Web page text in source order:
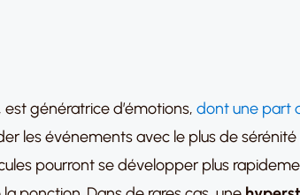
, est génératrice d’émotions, dont une part
les événements avec le plus de sérénité
pourront se développer plus